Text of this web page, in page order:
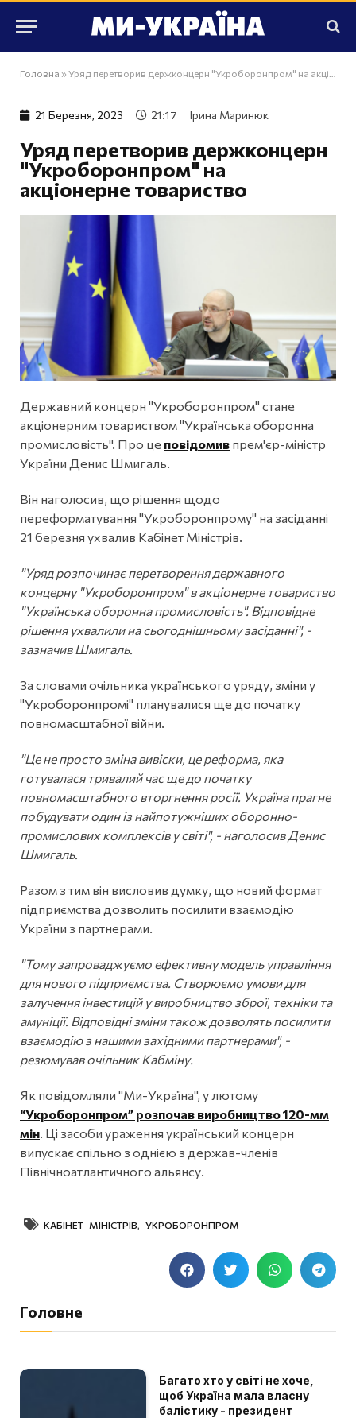
Головна » Уряд перетворив держконцерн "Укроборонпром" на акціонерне товариство
21 Березня, 2023 21:17 Ірина Маринюк
Уряд перетворив держконцерн
"Укроборонпром" на
акціонерне товариство
Державний концерн "Укроборонпром" стане
акціонерним товариством "Українська оборонна
промисловість". Про це повідомив прем'єр-міністр
України Денис Шмигаль.
Він наголосив, що рішення щодо
переформатування "Укроборонпрому" на засіданні
21 березня ухвалив Кабінет Міністрів.
"Уряд розпочинає перетворення державного
концерну "Укроборонпром" в акціонерне товариство
"Українська оборонна промисловість". Відповідне
рішення ухвалили на сьогоднішньому засіданні", -
зазначив Шмигаль.
За словами очільника українського уряду, зміни у
"Укроборонпромі" планувалися ще до початку
повномасштабної війни.
"Це не просто зміна вивіски, це реформа, яка
готувалася тривалий час ще до початку
повномасштабного вторгнення росії. Україна прагне
побудувати один із найпотужніших оборонно-
промислових комплексів у світі", - наголосив Денис
Шмигаль.
Разом з тим він висловив думку, що новий формат
підприємства дозволить посилити взаємодію
України з партнерами.
"Тому запроваджуємо ефективну модель управління
для нового підприємства. Створюємо умови для
залучення інвестицій у виробництво зброї, техніки та
амуніції. Відповідні зміни також дозволять посилити
взаємодію з нашими західними партнерами", -
резюмував очільник Кабміну.
Як повідомляли "Ми-Україна", у лютому
“Укроборонпром” розпочав виробництво 120-мм
мін . Ці засоби ураження український концерн
випускає спільно з однією з держав-членів
Північноатлантичного альянсу.
КАБІНЕТ МІНІСТРІВ УКРОБОРОНПРОМ
Головне
Багато хто у світі не хоче,
щоб Україна мала власну
балістику - президент